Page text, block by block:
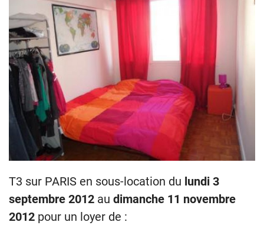
T3 sur PARIS en sous-location du lundi 3
septembre 2012 au dimanche 11 novembre
2012 pour un loyer de :